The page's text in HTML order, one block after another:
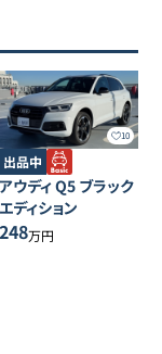
10
出品中
アウディQ5 ブラック
エディション
248万円